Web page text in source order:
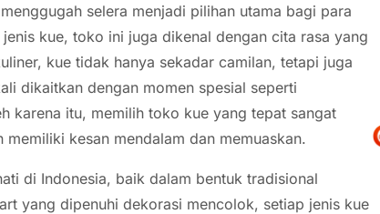
selera menjadi pilihan utama bagi para
kue, toko ini juga dikenal dengan cita rasa yang
kue tidak hanya sekadar camilan, tetapi juga
dikaitkan dengan momen spesial seperti
karena itu, memilih toko kue yang tepat sangat
kesan mendalam dan memuaskan.
di Indonesia, baik dalam bentuk tradisional
yang dipenuhi dekorasi mencolok, setiap jenis kue